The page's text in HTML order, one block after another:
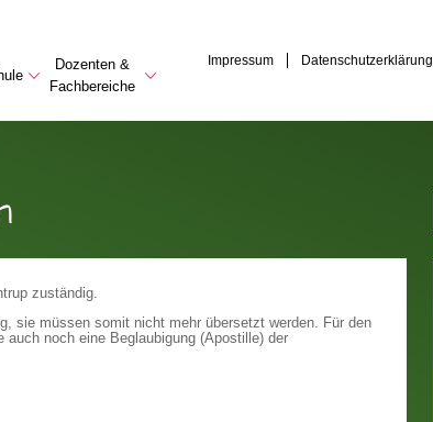
Dozenten &
Fachbereiche
Impressum Datenschutzerklärung
zuständig.
sie müssen somit nicht mehr übersetzt werden. Für den
noch eine Beglaubigung (Apostille) der